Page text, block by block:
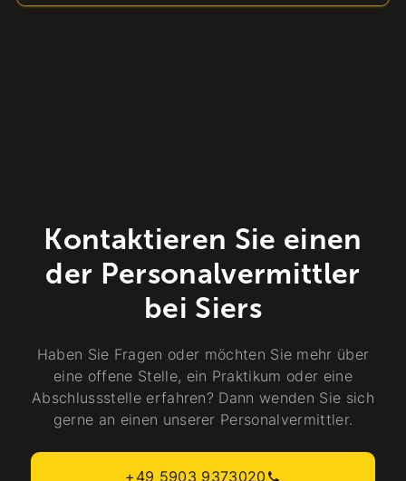
Kontaktieren Sie einen
der Personalvermittler
bei Siers
Haben Sie Fragen oder möchten Sie mehr über
eine offene Stelle, ein Praktikum oder eine
Abschlussstelle erfahren? Dann wenden Sie sich
gerne an einen unserer Personalvermittler.
+49 5903 9373020